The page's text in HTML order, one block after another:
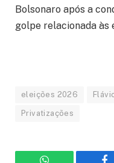
Bolsonaro após a
golpe relacionada às
eleições 2026
Privatizações